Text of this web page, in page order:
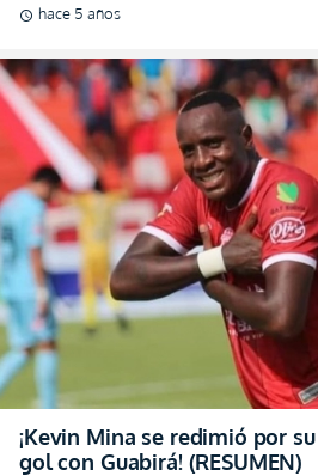
schedule hace 5 años
¡Kevin Mina se redimió por
gol con Guabirá! (RESUMEN)